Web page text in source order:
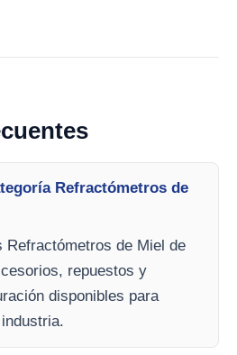
Refractómetros de
Refractómetros de Miel de
repuestos y
disponibles para